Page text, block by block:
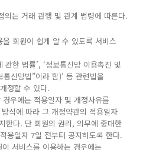
는 거래 관행 및 관계 법령에 따른다.
회원이 쉽게 알 수 있도록 서비스
한 법률’, ‘정보통신망 이용촉진 및
신망법”이라 함)’ 등 관련법을
정할 수 있다.
우에는 적용일자 및 개정사유를
식에 따라 그 개정약관의 적용일자
한다. 단 회원의 권리, 의무에 중대한
용일자 7일 전부터 공지하도록 한다.
서비스를 이용하는 경우에는